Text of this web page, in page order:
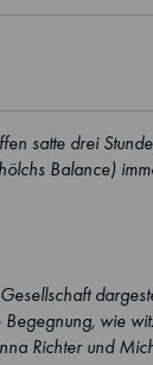
satte drei
Balance)
wie
Richter und